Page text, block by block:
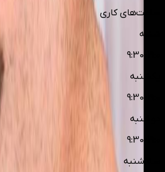
ساعت‌های کاری
شنبه
9:30-19:0
یکشنبه
9:30-19:0
دوشنبه
9:30-19:0
سه شنبه